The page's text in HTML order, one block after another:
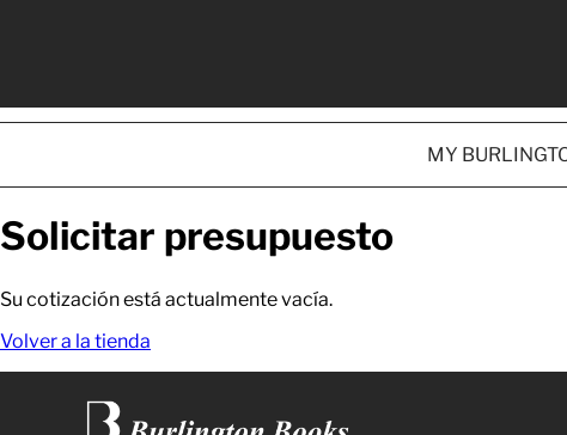
MY
Solicitar presupuesto
Su cotización está actualmente vacía.
Volver a la tienda